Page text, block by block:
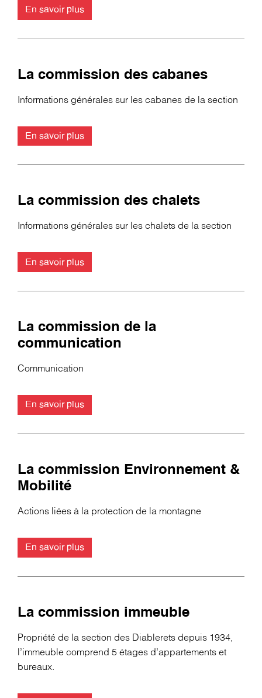
En savoir plus
La commission des cabanes
Informations générales sur les cabanes de la section
En savoir plus
La commission des chalets
Informations générales sur les chalets de la section
En savoir plus
La commission de la
communication
Communication
En savoir plus
La commission Environnement &
Mobilité
Actions liées à la protection de la montagne
En savoir plus
La commission immeuble
Propriété de la section des Diablerets depuis 1934,
l’immeuble comprend 5 étages d’appartements et
bureaux.